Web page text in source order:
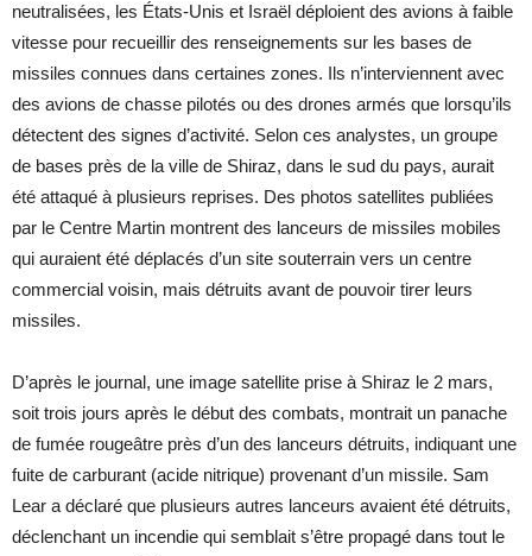
neutralisées, les États-Unis et Israël déploient des avions à faible
vitesse pour recueillir des renseignements sur les bases de
missiles connues dans certaines zones. Ils n’interviennent avec
des avions de chasse pilotés ou des drones armés que lorsqu’ils
détectent des signes d’activité. Selon ces analystes, un groupe
de bases près de la ville de Shiraz, dans le sud du pays, aurait
été attaqué à plusieurs reprises. Des photos satellites publiées
par le Centre Martin montrent des lanceurs de missiles mobiles
qui auraient été déplacés d’un site souterrain vers un centre
commercial voisin, mais détruits avant de pouvoir tirer leurs
missiles.
D’après le journal, une image satellite prise à Shiraz le 2 mars,
soit trois jours après le début des combats, montrait un panache
de fumée rougeâtre près d’un des lanceurs détruits, indiquant une
fuite de carburant (acide nitrique) provenant d’un missile. Sam
Lear a déclaré que plusieurs autres lanceurs avaient été détruits,
déclenchant un incendie qui semblait s’être propagé dans tout le